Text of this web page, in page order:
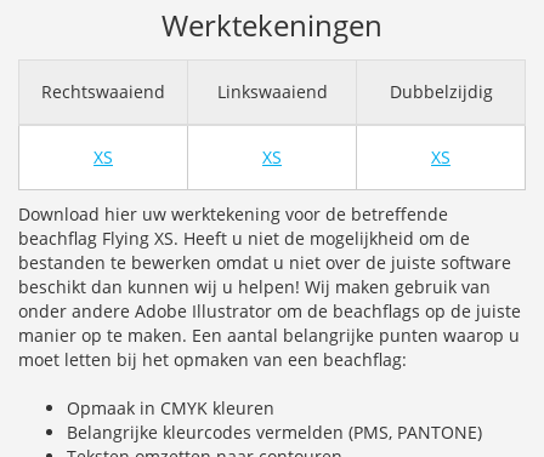
Werktekeningen
Rechtswaaiend Linkswaaiend Dubbelzijdig
XS XS XS
Download hier uw werktekening voor de betreffende
beachflag Flying XS. Heeft u niet de mogelijkheid om de
bestanden te bewerken omdat u niet over de juiste software
beschikt dan kunnen wij u helpen! Wij maken gebruik van
onder andere Adobe Illustrator om de beachflags op de juiste
manier op te maken. Een aantal belangrijke punten waarop u
moet letten bij het opmaken van een beachflag:
Opmaak in CMYK kleuren
Belangrijke kleurcodes vermelden (PMS, PANTONE)